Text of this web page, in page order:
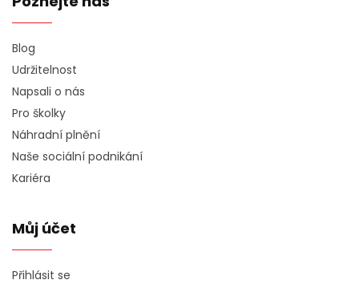
Blog
Udržitelnost
Napsali o nás
Pro školky
Náhradní plnění
Naše sociální podnikání
Kariéra
Můj účet
Přihlásit se